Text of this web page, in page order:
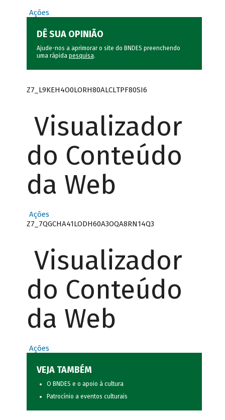
Ações
DÊ SUA OPINIÃO
Ajude-nos a aprimorar o site do BNDES preenchendo
uma rápida pesquisa.
Z7_L9KEH4O0LORH80ALCLTPF80SI6
Visualizador
do Conteúdo
da Web
Ações
Z7_7QGCHA41LODH60A3OQA8RN14Q3
Visualizador
do Conteúdo
da Web
Ações
VEJA TAMBÉM
O BNDES e o apoio à cultura
Patrocínio a eventos culturais